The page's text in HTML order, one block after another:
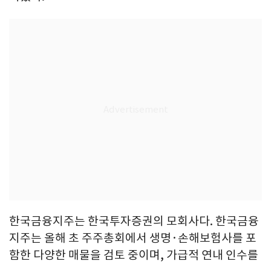
한국금융지주는 한국투자증권의 모회사다. 한국금융
지주는 올해 초 주주총회에서 생명·손해보험사를 포
함한 다양한 매물을 검토 중이며, 가급적 연내 인수를